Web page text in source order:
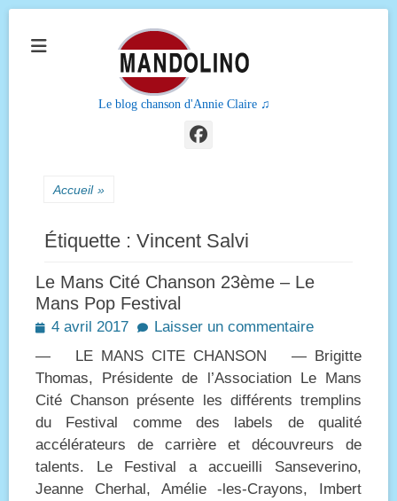
Le blog chanson d'Annie Claire ♫
Facebook
Accueil »
Étiquette : Vincent Salvi
Le Mans Cité Chanson 23ème – Le
Mans Pop Festival
Posted
4 avril 2017
Laisser un commentaire
— LE MANS CITE CHANSON — Brigitte
Thomas, Présidente de l’Association Le Mans
Cité Chanson présente les différents tremplins
du Festival comme des labels de qualité
accélérateurs de carrière et découvreurs de
talents. Le Festival a accueilli Sanseverino,
Jeanne Cherhal, Amélie -les-Crayons, Imbert